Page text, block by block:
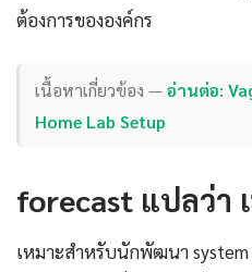
ต้องการขององค์กร
เนื้อหาเกี่ยวข้อง —อ่านต่อ:
Home Lab Setup
forecast แปลว่า
เหมาะสำหรับนักพัฒนา system